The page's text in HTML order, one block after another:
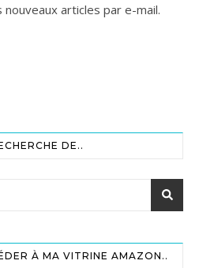
articles par e-mail.
DE..
À MA VITRINE AMAZON..